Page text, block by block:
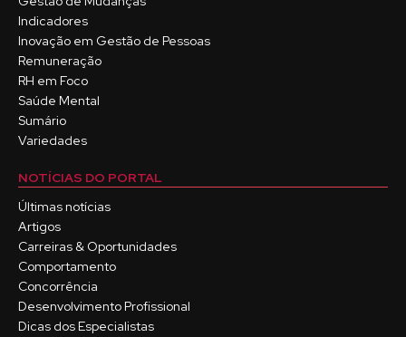
Indicadores
Inovação em Gestão de Pessoas
Remuneração
RH em Foco
Saúde Mental
Sumário
Variedades
NOTÍCIAS DO PORTAL
Últimas notícias
Artigos
Carreiras & Oportunidades
Comportamento
Concorrência
Desenvolvimento Profissional
Dicas dos Especialistas